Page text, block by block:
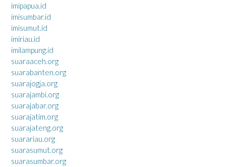
imipapua.id
imisumbar.id
imisumut.id
imiriau.id
imilampung.id
suaraaceh.org
suarabanten.org
suarajogja.org
suarajambi.org
suarajabar.org
suarajatim.org
suarajateng.org
suarariau.org
suarasumut.org
suarasumbar.org